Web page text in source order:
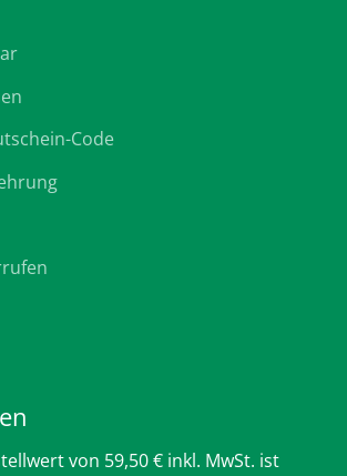
Code
von 59,50 € inkl. MwSt. ist